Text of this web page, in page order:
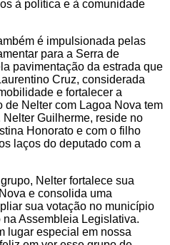
à política e à comunidade
é impulsionada pelas
para a Serra de
pavimentação da estrada que
Cruz, considerada
e fortalecer a
de Nelter com Lagoa Nova tem
Guilherme, reside no
Honorato e com o filho
laços do deputado com a
Nelter fortalece sua
e consolida uma
sua votação no município
Assembleia Legislativa.
lugar especial em nossa